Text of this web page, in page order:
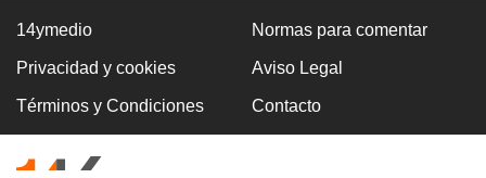
MIGRACIÓN
Desalojan en Uruguay a cubanos que pagaron
hasta 746 dólares a unos falsos propietarios
14ymedio Normas para comentar
Privacidad y cookies Aviso Legal
Términos y Condiciones Contacto